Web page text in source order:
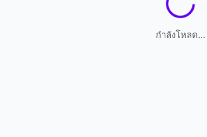
กำลังโหลด...